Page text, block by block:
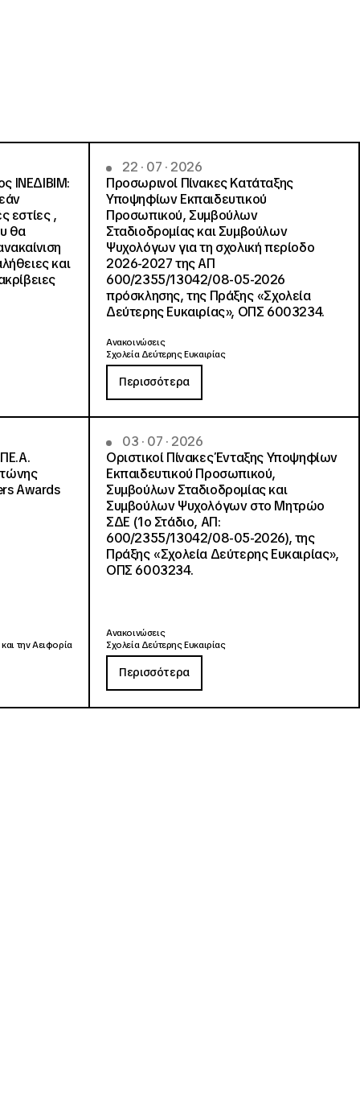
ΙΝΕΔΙΒΙΜ:
εστίες ,
θα
και
22 · 07 · 2026
Προσωρινοί Πίνακες Κατάταξης
Υποψηφίων Εκπαιδευτικού
Προσωπικού, Συμβούλων
Σταδιοδρομίας και Συμβούλων
Ψυχολόγων για τη σχολική περίοδο
2026-2027 της ΑΠ
600/2355/13042/08-05-2026
πρόσκλησης, της Πράξης «Σχολεία
Δεύτερης Ευκαιρίας», ΟΠΣ 6003234.
Ανακοινώσεις
Σχολεία Δεύτερης Ευκαιρίας
Περισσότερα
Awards
την Αειφορία
03 · 07 · 2026
Οριστικοί Πίνακες Ένταξης Υποψηφίων
Εκπαιδευτικού Προσωπικού,
Συμβούλων Σταδιοδρομίας και
Συμβούλων Ψυχολόγων στο Μητρώο
ΣΔΕ (1ο Στάδιο, ΑΠ:
600/2355/13042/08-05-2026), της
Πράξης «Σχολεία Δεύτερης Ευκαιρίας»,
ΟΠΣ 6003234.
Ανακοινώσεις
Σχολεία Δεύτερης Ευκαιρίας
Περισσότερα